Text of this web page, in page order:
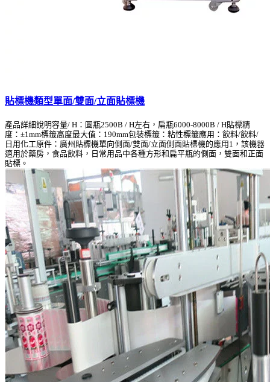
貼標機類型單面/雙面/立面貼標機
產品詳細說明容量/ H：圓瓶2500B / H左右，扁瓶6000-8000B / H貼標精
度：±1mm標籤高度最大值：190mm包裝標籤：粘性標籤應用：飲料/飲料/
日用化工原件：廣州貼標機單向側面/雙面/立面側面貼標機的應用1，該機器
適用於藥房，食品飲料，日常用品中各種方形和扁平瓶的側面，雙面和正面
貼標。